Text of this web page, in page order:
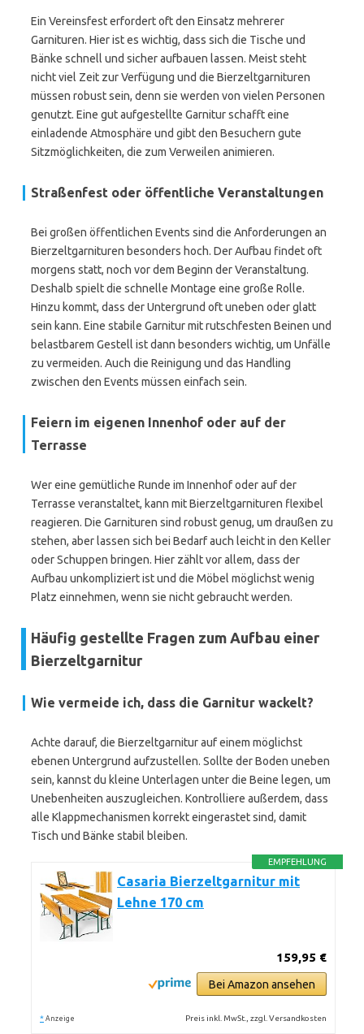
Ein Vereinsfest erfordert oft den Einsatz mehrerer
Garnituren. Hier ist es wichtig, dass sich die Tische und
Bänke schnell und sicher aufbauen lassen. Meist steht
nicht viel Zeit zur Verfügung und die Bierzeltgarnituren
müssen robust sein, denn sie werden von vielen Personen
genutzt. Eine gut aufgestellte Garnitur schafft eine
einladende Atmosphäre und gibt den Besuchern gute
Sitzmöglichkeiten, die zum Verweilen animieren.
Straßenfest oder öffentliche Veranstaltungen
Bei großen öffentlichen Events sind die Anforderungen an
Bierzeltgarnituren besonders hoch. Der Aufbau findet oft
morgens statt, noch vor dem Beginn der Veranstaltung.
Deshalb spielt die schnelle Montage eine große Rolle.
Hinzu kommt, dass der Untergrund oft uneben oder glatt
sein kann. Eine stabile Garnitur mit rutschfesten Beinen und
belastbarem Gestell ist dann besonders wichtig, um Unfälle
zu vermeiden. Auch die Reinigung und das Handling
zwischen den Events müssen einfach sein.
Feiern im eigenen Innenhof oder auf der
Terrasse
Wer eine gemütliche Runde im Innenhof oder auf der
Terrasse veranstaltet, kann mit Bierzeltgarnituren flexibel
reagieren. Die Garnituren sind robust genug, um draußen zu
stehen, aber lassen sich bei Bedarf auch leicht in den Keller
oder Schuppen bringen. Hier zählt vor allem, dass der
Aufbau unkompliziert ist und die Möbel möglichst wenig
Platz einnehmen, wenn sie nicht gebraucht werden.
Häufig gestellte Fragen zum Aufbau einer
Bierzeltgarnitur
Wie vermeide ich, dass die Garnitur wackelt?
Achte darauf, die Bierzeltgarnitur auf einem möglichst
ebenen Untergrund aufzustellen. Sollte der Boden uneben
sein, kannst du kleine Unterlagen unter die Beine legen, um
Unebenheiten auszugleichen. Kontrolliere außerdem, dass
alle Klappmechanismen korrekt eingerastet sind, damit
Tisch und Bänke stabil bleiben.
EMPFEHLUNG
Casaria Bierzeltgarnitur mit
Lehne 170 cm
159,95 €
Bei Amazon ansehen
* Anzeige Preis inkl. MwSt., zzgl. Versandkosten